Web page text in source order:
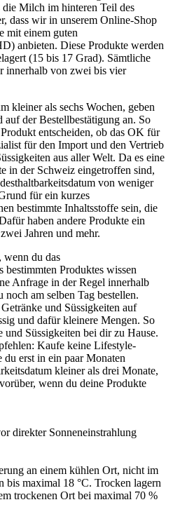
die Milch im hinteren Teil des
dass wir in unserem Online-Shop
mit einem guten
anbieten. Diese Produkte werden
(15 bis 17 Grad). Sämtliche
innerhalb von zwei bis vier
kleiner als sechs Wochen, geben
der Bestellbestätigung an. So
entscheiden, ob das OK für
für den Import und den Vertrieb
aus aller Welt. Da es eine
in der Schweiz eingetroffen sind,
von weniger
für ein kurzes
bestimmte Inhaltsstoffe sein, die
haben andere Produkte ein
Jahren und mehr.
wenn du das
bestimmten Produktes wissen
Anfrage in der Regel innerhalb
am selben Tag bestellen.
und Süssigkeiten auf
und dafür kleinere Mengen. So
und Süssigkeiten bei dir zu Hause.
Kaufe keine Lifestyle-
erst in ein paar Monaten
kleiner als drei Monate,
wenn du deine Produkte
direkter Sonneneinstrahlung
an einem kühlen Ort, nicht im
bis maximal 18 °C. Trocken lagern
trockenen Ort bei maximal 70 %